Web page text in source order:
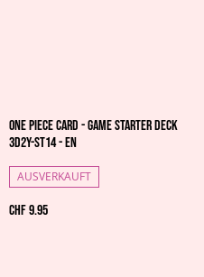
One Piece Card - Game Starter Deck
3D2Y-ST14 - EN
AUSVERKAUFT
CHF 9.95